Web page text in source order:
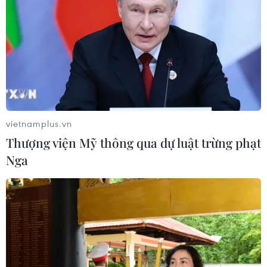
Tây Ninh
06/08/2026 04:23
Alphabet cải tổ hàng ngũ lãnh đạo
giữa cuộc đua AGI
06/08/2026 04:22
Techcom Life và cách tiếp cận mới
cho bài toán bảo vệ sức khỏe của
người Việt
06/08/2026 03:40
Chọn đúng đầu tàu: Danh mục
doanh nghiệp nhà nước mạnh và bài
vietnamplus.vn
Thượng viện Mỹ thông qua dự luật trừng phạt
Nga